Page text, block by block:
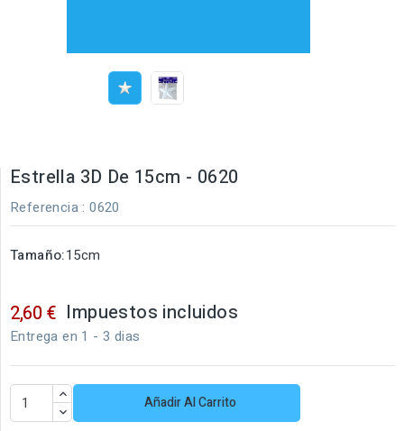
Estrella 3D De 15cm - 0620
Referencia : 0620
Tamaño:15cm
2,60 € Impuestos incluidos
Entrega en 1 - 3 dias
Añadir Al Carrito